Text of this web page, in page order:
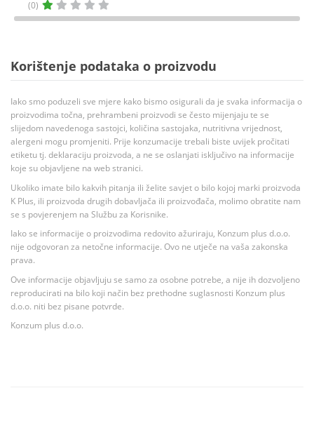
(0)
Korištenje podataka o proizvodu
Iako smo poduzeli sve mjere kako bismo osigurali da je svaka informacija o
proizvodima točna, prehrambeni proizvodi se često mijenjaju te se
slijedom navedenoga sastojci, količina sastojaka, nutritivna vrijednost,
alergeni mogu promjeniti. Prije konzumacije trebali biste uvijek pročitati
etiketu tj. deklaraciju proizvoda, a ne se oslanjati isključivo na informacije
koje su objavljene na web stranici.
Ukoliko imate bilo kakvih pitanja ili želite savjet o bilo kojoj marki proizvoda
K Plus, ili proizvoda drugih dobavljača ili proizvođača, molimo obratite nam
se s povjerenjem na Službu za Korisnike.
Iako se informacije o proizvodima redovito ažuriraju, Konzum plus d.o.o.
nije odgovoran za netočne informacije. Ovo ne utječe na vaša zakonska
prava.
Ove informacije objavljuju se samo za osobne potrebe, a nije ih dozvoljeno
reproducirati na bilo koji način bez prethodne suglasnosti Konzum plus
d.o.o. niti bez pisane potvrde.
Konzum plus d.o.o.